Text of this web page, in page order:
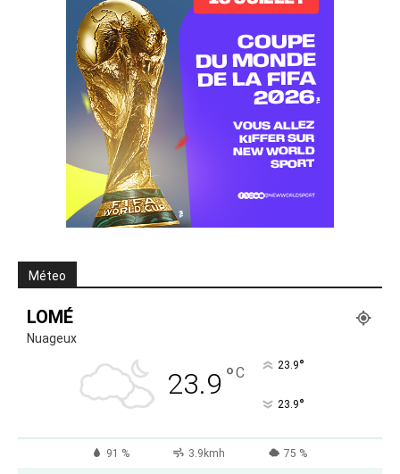
Méteo
LOMÉ
Nuageux
23.9 °C 23.9°
23.9°
91 % 3.9kmh 75 %